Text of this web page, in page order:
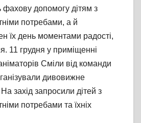
допомогу дітям з
потребами, а й
їх день моментами радості,
11 грудня у приміщенні
Сміли від команди
дивовижне
захід запросили дітей з
потребами та їхніх